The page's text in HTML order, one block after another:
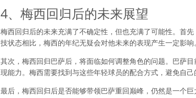
4、梅西回归后的未来展望
梅西回归后的未来充满了不确定性，但也充满了可能性。首
技状态相比，梅西的年纪无疑会对他未来的表现产生一定影
其次，梅西回归巴萨后，将面临如何调整角色的问题。巴萨
现能力。梅西需要找到与这些年轻球员的配合方式，避免自
最后，梅西回归后是否能够带领巴萨重回巅峰，仍然是一个